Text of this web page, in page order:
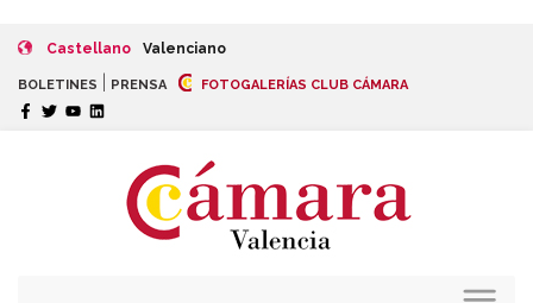
Castellano Valenciano
BOLETINES PRENSA FOTOGALERÍAS CLUB CÁMARA